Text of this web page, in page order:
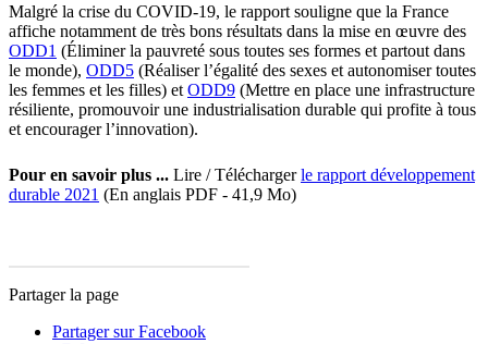
Malgré la crise du COVID-19, le rapport souligne que la France
affiche notamment de très bons résultats dans la mise en œuvre des
ODD1 (Éliminer la pauvreté sous toutes ses formes et partout dans
le monde), ODD5 (Réaliser l’égalité des sexes et autonomiser toutes
les femmes et les filles) et ODD9 (Mettre en place une infrastructure
résiliente, promouvoir une industrialisation durable qui profite à tous
et encourager l’innovation).
Pour en savoir plus ... Lire / Téléchargerle rapport développement
durable 2021 (En anglais PDF - 41,9 Mo)
Partager la page
Partager sur Facebook